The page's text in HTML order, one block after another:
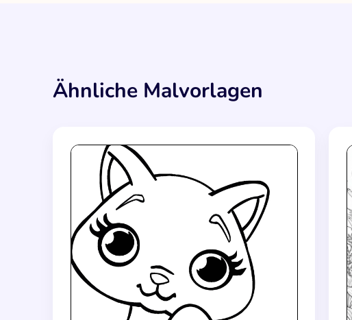
Ähnliche Malvorlagen